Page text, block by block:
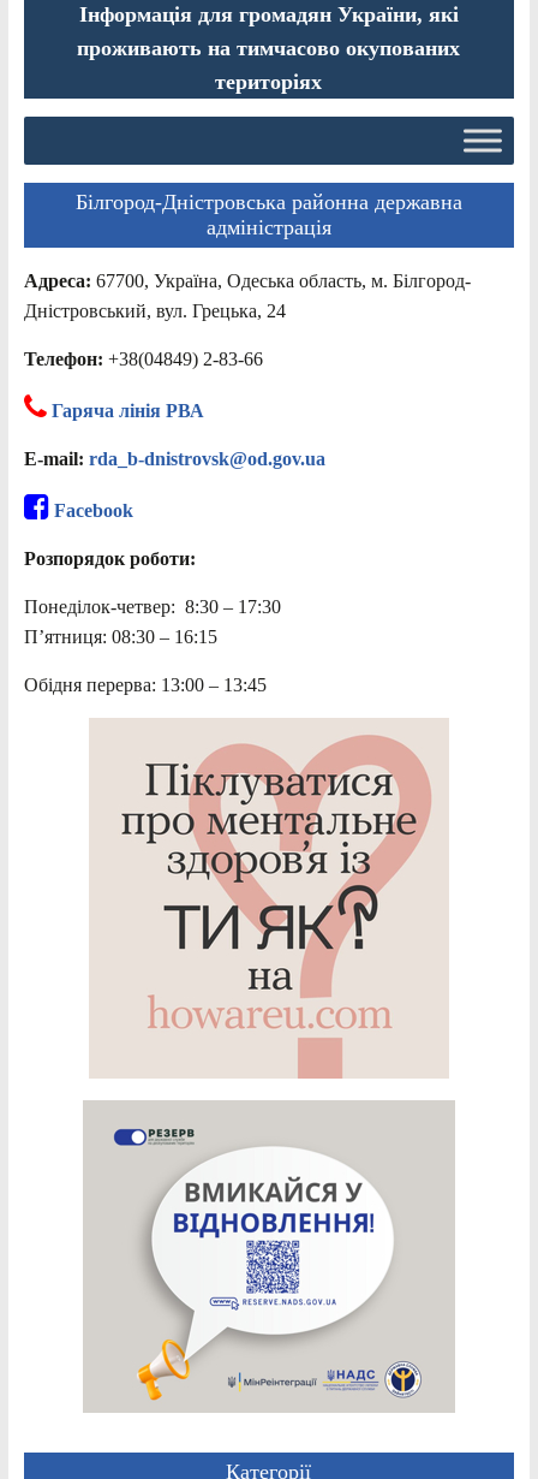
Інформація для громадян України, які
проживають на тимчасово окупованих
територіях
Білгород-Дністровська районна державна
адміністрація
Адреса: 67700, Україна, Одеська область, м. Білгород-
Дністровський, вул. Грецька, 24
Телефон: +38(04849) 2-83-66
Гаряча лінія РВА
E-mail: rda_b-dnistrovsk@od.gov.ua
Facebook
Розпорядок роботи:
Понеділок-четвер: 8:30 – 17:30
П’ятниця: 08:30 – 16:15
Обідня перерва: 13:00 – 13:45
Категорії